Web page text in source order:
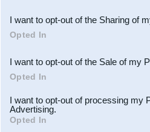
Downstream Participants
third parties.
I want to opt-out of the Sharing of
Opted In
I want to opt-out of the Sale of my
Opted In
I want to opt-out of processing my
Advertising.
Opted In